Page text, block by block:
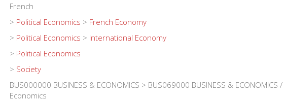
French
> Political Economics > French Economy
> Political Economics > International Economy
> Political Economics
> Society
BUS000000 BUSINESS & ECONOMICS > BUS069000 BUSINESS & ECONOMICS /
Economics